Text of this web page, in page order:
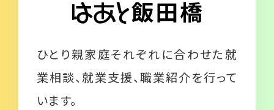
ひとり親家庭それぞれに合わせた就
業相談、就業支援、職業紹介を行って
います。